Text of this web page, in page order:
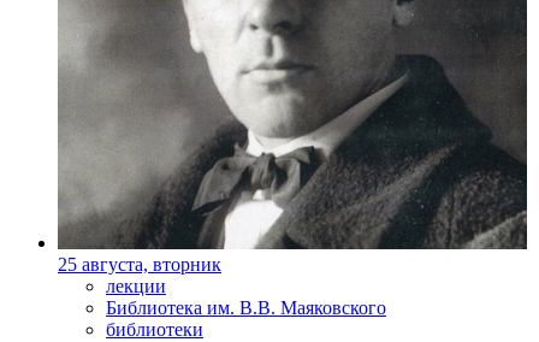
25 августа, вторник
лекции
Библиотека им. В.В. Маяковского
библиотеки